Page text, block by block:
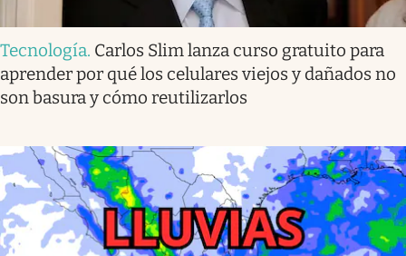
Tecnología. Carlos Slim lanza curso gratuito para
aprender por qué los celulares viejos y dañados no
son basura y cómo reutilizarlos